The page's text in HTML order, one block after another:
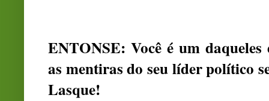
ENTONSE: Você é um
as mentiras do seu líder político
Lasque!